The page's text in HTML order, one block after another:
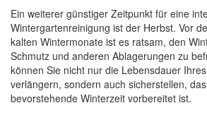
Ein weiterer günstiger Zeitpunkt für eine
Wintergartenreinigung ist der Herbst. Vor
kalten Wintermonate ist es ratsam, den
Schmutz und anderen Ablagerungen zu
können Sie nicht nur die Lebensdauer
verlängern, sondern auch sicherstellen,
bevorstehende Winterzeit vorbereitet ist.